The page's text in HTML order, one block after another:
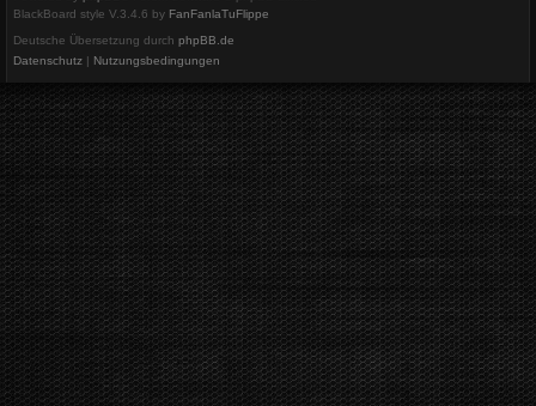
BlackBoard style V.3.4.6 by FanFanlaTuFlippe
Deutsche Übersetzung durch phpBB.de
Datenschutz | Nutzungsbedingungen